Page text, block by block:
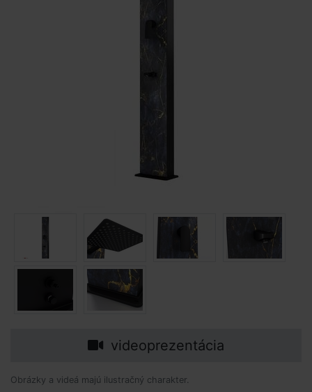
videoprezentácia
Obrázky a videá majú ilustračný charakter.